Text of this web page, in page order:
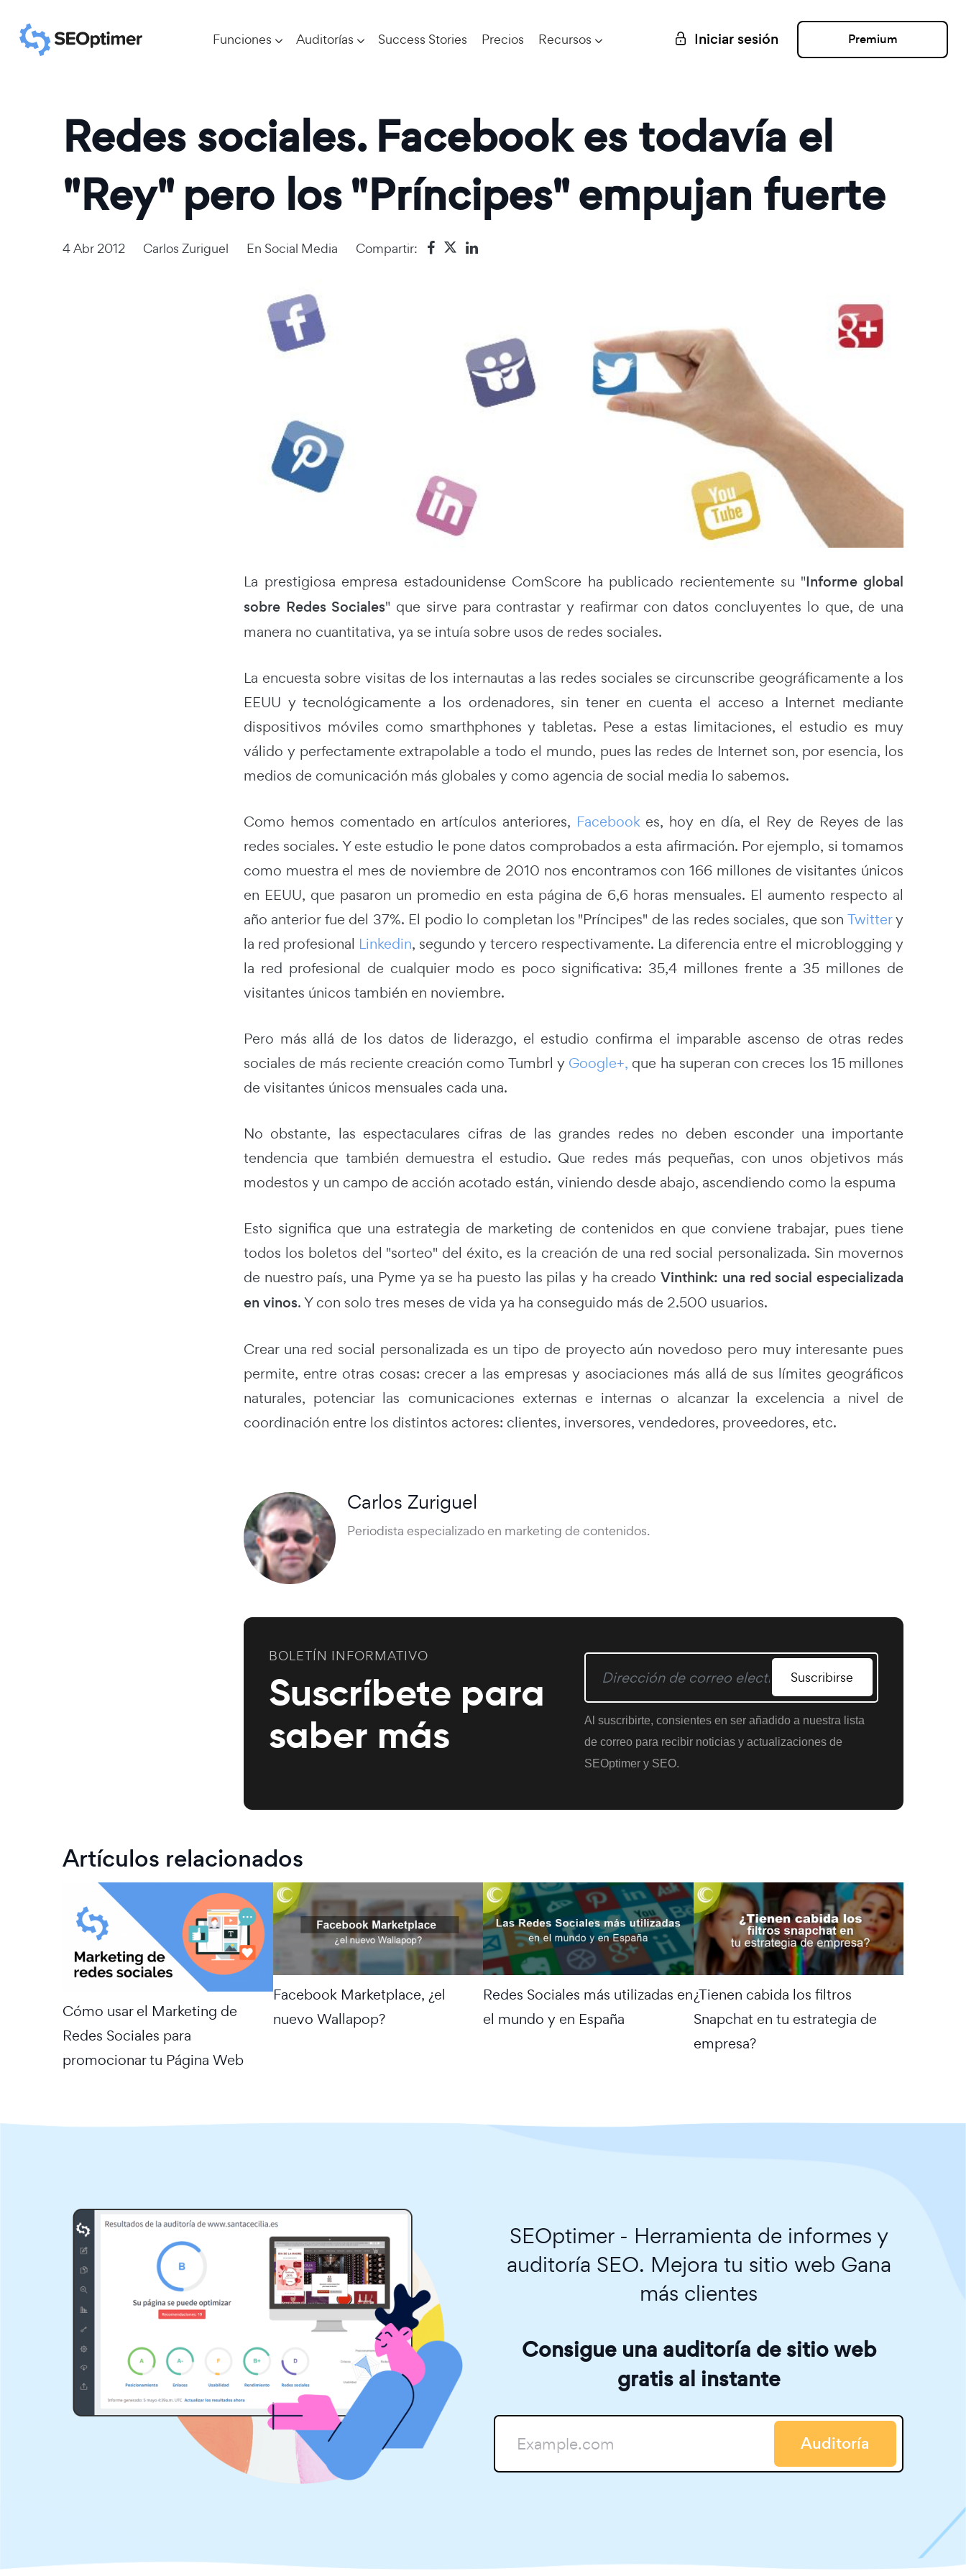
Funciones Auditorías Success Stories Precios Recursos Iniciar sesión Premium
Redes sociales. Facebook es todavía el
"Rey" pero los "Príncipes" empujan fuerte
4 Abr 2012 Carlos Zuriguel En Social Media Compartir:
La prestigiosa empresa estadounidense ComScore ha publicado recientemente su "Informe global
sobre Redes Sociales" que sirve para contrastar y reafirmar con datos concluyentes lo que, de una
manera no cuantitativa, ya se intuía sobre usos de redes sociales.
La encuesta sobre visitas de los internautas a las redes sociales se circunscribe geográficamente a los
EEUU y tecnológicamente a los ordenadores, sin tener en cuenta el acceso a Internet mediante
dispositivos móviles como smarthphones y tabletas. Pese a estas limitaciones, el estudio es muy
válido y perfectamente extrapolable a todo el mundo, pues las redes de Internet son, por esencia, los
medios de comunicación más globales y como agencia de social media lo sabemos.
Como hemos comentado en artículos anteriores, Facebookes, hoy en día, el Rey de Reyes de las
redes sociales. Y este estudio le pone datos comprobados a esta afirmación. Por ejemplo, si tomamos
como muestra el mes de noviembre de 2010 nos encontramos con 166 millones de visitantes únicos
en EEUU, que pasaron un promedio en esta página de 6,6 horas mensuales. El aumento respecto al
año anterior fue del 37%. El podio lo completan los "Príncipes" de las redes sociales, que son Twittery
la red profesional Linkedin, segundo y tercero respectivamente. La diferencia entre el microblogging y
la red profesional de cualquier modo es poco significativa: 35,4 millones frente a 35 millones de
visitantes únicos también en noviembre.
Pero más allá de los datos de liderazgo, el estudio confirma el imparable ascenso de otras redes
sociales de más reciente creación como Tumbrl y Google+, que ha superan con creces los 15 millones
de visitantes únicos mensuales cada una.
No obstante, las espectaculares cifras de las grandes redes no deben esconder una importante
tendencia que también demuestra el estudio. Que redes más pequeñas, con unos objetivos más
modestos y un campo de acción acotado están, viniendo desde abajo, ascendiendo como la espuma
Esto significa que una estrategia de marketing de contenidos en que conviene trabajar, pues tiene
todos los boletos del "sorteo" del éxito, es la creación de una red social personalizada. Sin movernos
de nuestro país, una Pyme ya se ha puesto las pilas y ha creadoVinthink: una red social especializada
en vinos. Y con solo tres meses de vida ya ha conseguido más de 2.500 usuarios.
Crear una red social personalizada es un tipo de proyecto aún novedoso pero muy interesante pues
permite, entre otras cosas: crecer a las empresas y asociaciones más allá de sus límites geográficos
naturales, potenciar las comunicaciones externas e internas o alcanzar la excelencia a nivel de
coordinación entre los distintos actores: clientes, inversores, vendedores, proveedores, etc.
Carlos Zuriguel
Periodista especializado en marketing de contenidos.
BOLETÍN INFORMATIVO
Suscríbete para
saber más
Suscribirse
Al suscribirte, consientes en ser añadido a nuestra lista
de correo para recibir noticias y actualizaciones de
SEOptimer y SEO.
Artículos relacionados
Cómo usar el Marketing de
Redes Sociales para
promocionar tu Página Web
Facebook Marketplace, ¿el
nuevo Wallapop?
Redes Sociales más utilizadas en
el mundo y en España
¿Tienen cabida los filtros
Snapchat en tu estrategia de
empresa?
SEOptimer - Herramienta de informes y
auditoría SEO. Mejora tu sitio web Gana
más clientes
Consigue una auditoría de sitio web
gratis al instante
Auditoría